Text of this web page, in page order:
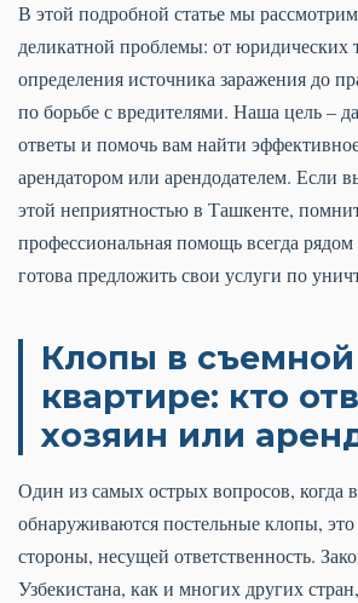
В этой подробной статье мы
деликатной проблемы: от юридических
определения источника заражения до
по борьбе с вредителями. Наша цель –
ответы и помочь вам найти
арендатором или арендодателем. Если
этой неприятностью в Ташкенте,
профессиональная помощь всегда рядом
готова предложить свои услуги по
Клопы в съемной
квартире: кто
хозяин или
Один из самых острых вопросов, когда
обнаруживаются постельные клопы,
стороны, несущей ответственность.
Узбекистана, как и многих других